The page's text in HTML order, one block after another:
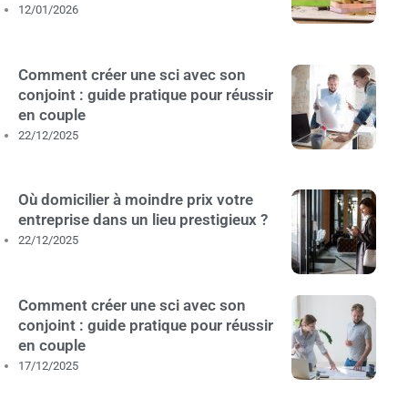
12/01/2026
Comment créer une sci avec son
conjoint : guide pratique pour réussir
en couple
22/12/2025
Où domicilier à moindre prix votre
entreprise dans un lieu prestigieux ?
22/12/2025
Comment créer une sci avec son
conjoint : guide pratique pour réussir
en couple
17/12/2025